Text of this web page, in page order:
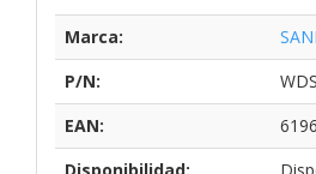
Marca:
P/N:
EAN:
Disponibilidad: